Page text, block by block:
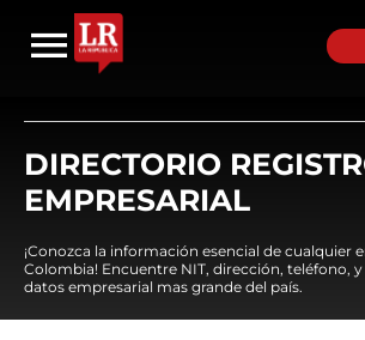
DIRECTORIO
EMPRESARIAL
¡Conozca la información esencial de cualquier
Colombia! Encuentre NIT, dirección, teléfono, y
datos empresarial mas grande del país.